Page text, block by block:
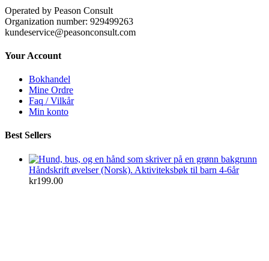
Operated by Peason Consult
Organization number: 929499263
kundeservice@peasonconsult.com
Your Account
Bokhandel
Mine Ordre
Faq / Vilkår
Min konto
Best Sellers
Håndskrift øvelser (Norsk). Aktiviteksbøk til barn 4-6år
kr199.00